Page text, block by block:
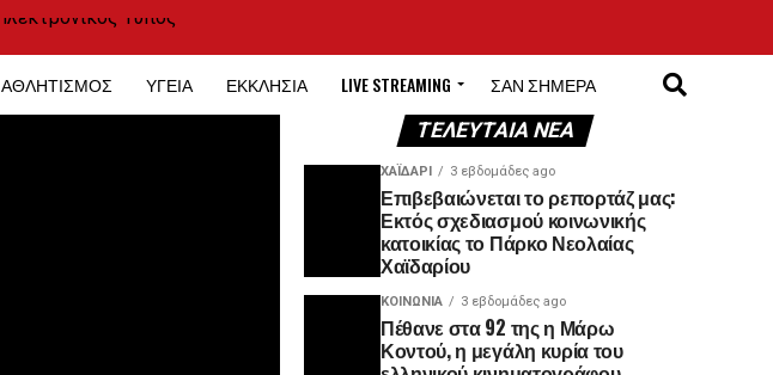
ΑΘΛΗΤΙΣΜΌΣ ΥΓΕΊΑ ΕΚΚΛΗΣΊΑ LIVE STREAMING ΣΑΝ ΣΉΜΕΡΑ
ΤΕΛΕΥΤΑΊΑ ΝΈΑ
ΧΑΪΔΑΡΙ 3 εβδομάδες ago
Επιβεβαιώνεται το ρεπορτάζ μας:
Εκτός σχεδιασμού κοινωνικής
κατοικίας το Πάρκο Νεολαίας
Χαϊδαρίου
ΚΟΙΝΩΝΊΑ 3 εβδομάδες ago
Πέθανε στα 92 της η Μάρω
Κοντού, η μεγάλη κυρία του